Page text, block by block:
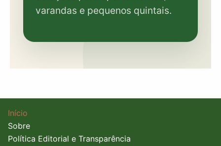
varandas e pequenos quintais.
Início
Sobre
Política Editorial e Transparência